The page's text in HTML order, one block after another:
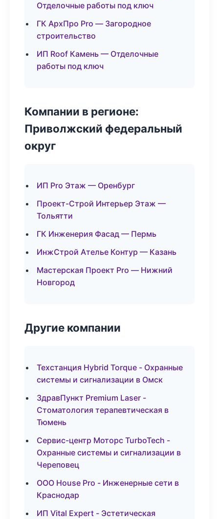
Отделочные работы под ключ
ГК АрхПро Pro — Загородное
строительство
ИП Roof Камень — Отделочные
работы под ключ
Компании в регионе:
Приволжский федеральный
округ
ИП Pro Этаж — Оренбург
Проект-Строй Интерьер Этаж —
Тольятти
ГК Инженерия Фасад — Пермь
ИнжСтрой Ателье Контур — Казань
Мастерская Проект Pro — Нижний
Новгород
Другие компании
Техстанция Hybrid Torque - Охранные
системы и сигнализации в Омск
ЗдравПункт Premium Laser -
Стоматология терапевтическая в
Тюмень
Сервис-центр Моторс TurboTech -
Охранные системы и сигнализации в
Череповец
ООО House Pro - Инженерные сети в
Краснодар
ИП Vital Expert - Эстетическая